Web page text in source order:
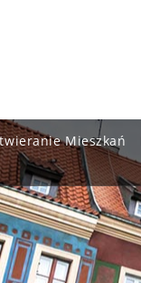
Mieszkań